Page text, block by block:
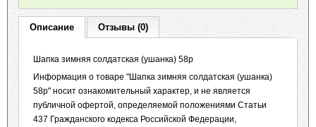
Описание Отзывы (0)
Шапка зимняя солдатская (ушанка) 58р
Информация о товаре "Шапка зимняя солдатская (ушанка)
58р" носит ознакомительный характер, и не является
публичной офертой, определяемой положениями Статьи
437 Гражданского кодекса Российской Федерации,